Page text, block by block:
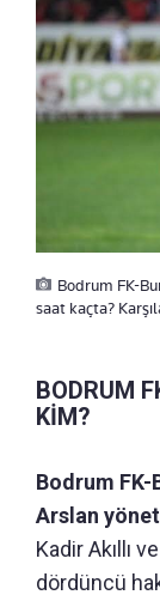
Bodrum FK-
saat kaçta?
BODRUM
KİM?
Bodrum FK-
Arslan
Kadir Akıllı
dördüncü